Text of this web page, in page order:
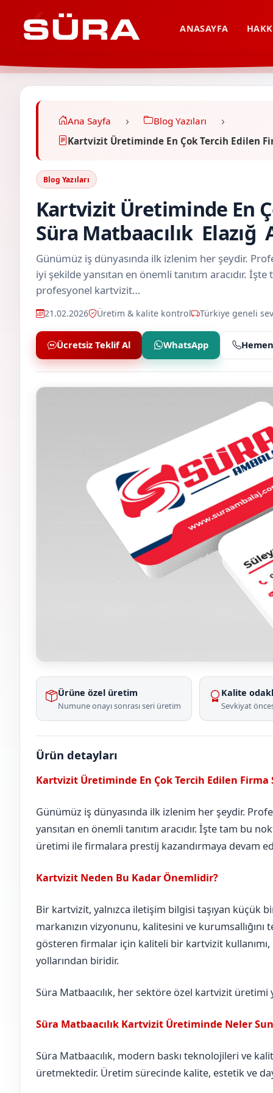
ANASAYFA
Ana Sayfa
Blog Yazıları
Kartvizit Üretiminde En Çok Tercih Edilen
Blog Yazıları
Kartvizit Üretiminde En
Süra Matbaacılık Elazığ
Günümüz iş dünyasında ilk izlenim her şeydir.
iyi şekilde yansıtan en önemli tanıtım aracıdır.
profesyonel kartvizit…
21.02.2026 Üretim & kalite kontrol Türkiye geneli
Ücretsiz Teklif Al WhatsApp
Ürüne özel üretim
Numune onayı sonrası seri üretim
Kalite
Sevkiyat
Ürün detayları
Kartvizit Üretiminde En Çok Tercih Edilen Firma
Günümüz iş dünyasında ilk izlenim her şeydir.
yansıtan en önemli tanıtım aracıdır. İşte tam bu
üretimi ile firmalara prestij kazandırmaya devam
Kartvizit Neden Bu Kadar Önemlidir?
Bir kartvizit, yalnızca iletişim bilgisi taşıyan küçük
markanızın vizyonunu, kalitesini ve
gösteren firmalar için kaliteli bir kartvizit
yollarından biridir.
Süra Matbaacılık, her sektöre özel kartvizit
Süra Matbaacılık Kartvizit Üretiminde Neler
Süra Matbaacılık, modern baskı teknolojileri ve
üretmektedir. Üretim sürecinde kalite, estetik ve